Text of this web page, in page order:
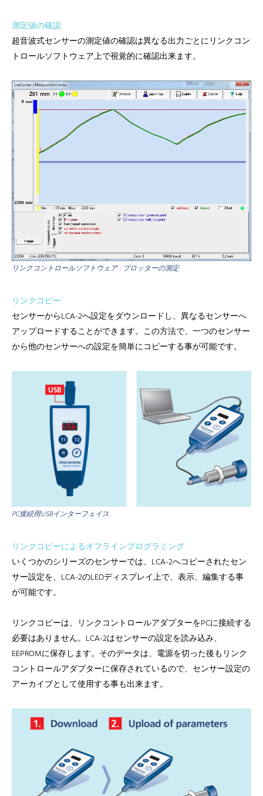
測定値の確認
超音波式センサーの測定値の確認は異なる出力ごとにリンクコン
トロールソフトウェア上で視覚的に確認出来ます。
リンクコントロールソフトウェア : プロッターの測定
リンクコピー
センサーからLCA-2へ設定をダウンロードし、異なるセンサーへ
アップロードすることができます。この方法で、一つのセンサー
から他のセンサーへの設定を簡単にコピーする事が可能です。
PC接続用USBインターフェイス
リンクコピーによるオフラインプログラミング
いくつかのシリーズのセンサーでは、LCA-2へコピーされたセン
サー設定を、LCA-2のLEDディスプレイ上で、表示、編集する事
が可能です。
リンクコピーは、リンクコントロールアダプターをPCに接続する
必要はありません。LCA-2はセンサーの設定を読み込み、
EEPROMに保存します。そのデータは、電源を切った後もリンク
コントロールアダプターに保存されているので、センサー設定の
アーカイブとして使用する事も出来ます。